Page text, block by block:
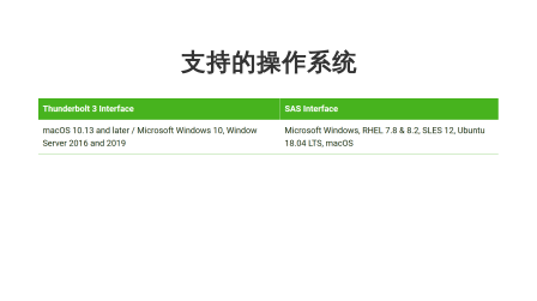
支持的操作系统